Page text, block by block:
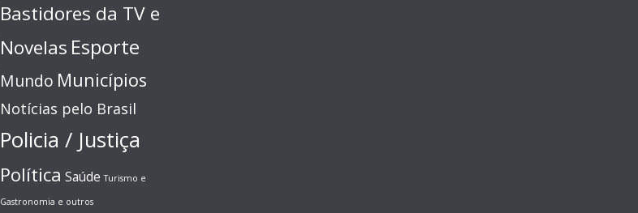
Bastidores da TV e
Novelas Esporte
Mundo Municípios
Notícias pelo Brasil
Policia / Justiça
Política Saúde Turismo e
Gastronomia e outros